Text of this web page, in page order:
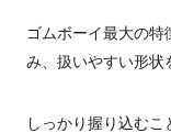
ゴムボーイ最大の
み、扱いやすい形状
しっかり握り込む